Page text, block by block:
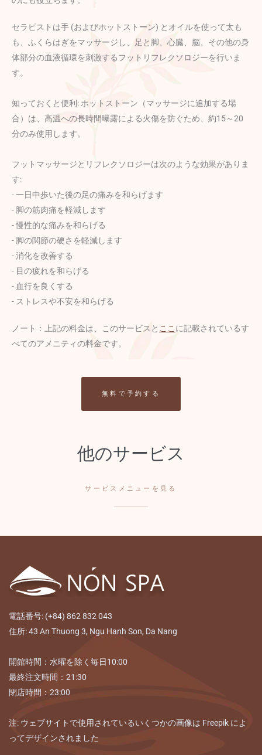
セラピストは手 (およびホットストーン) とオイルを使って太も
も、ふくらはぎをマッサージし、足と脚、心臓、脳、その他の身
体部分の血液循環を刺激するフットリフレクソロジーを行いま
す。
知っておくと便利: ホットストーン（マッサージに追加する場
合）は、高温への長時間曝露による火傷を防ぐため、約15～20
分のみ使用します。
フットマッサージとリフレクソロジーは次のような効果がありま
す:
- 一日中歩いた後の足の痛みを和らげます
- 脚の筋肉痛を軽減します
- 慢性的な痛みを和らげる
- 脚の関節の硬さを軽減します
- 消化を改善する
- 目の疲れを和らげる
- 血行を良くする
- ストレスや不安を和らげる
ノート：上記の料金は、このサービスと ここ に記載されているす
べてのアメニティの料金です。
無料で予約する
他のサービス
サービスメニューを見る
電話番号: (+84) 862 832 043
住所: 43 An Thuong 3, Ngu Hanh Son, Da Nang
開館時間：水曜を除く毎日10:00
最終注文時間：21:30
閉店時間：23:00
注: ウェブサイトで使用されているいくつかの画像は Freepik によ
ってデザインされました